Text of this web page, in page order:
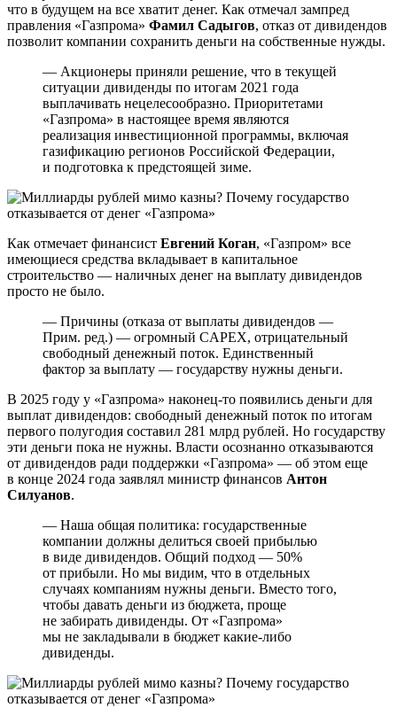
что в будущем на все хватит денег. Как отмечал зампред
правления «Газпрома» Фамил Садыгов, отказ от дивидендов
позволит компании сохранить деньги на собственные нужды.
— Акционеры приняли решение, что в текущей
ситуации дивиденды по итогам 2021 года
выплачивать нецелесообразно. Приоритетами
«Газпрома» в настоящее время являются
реализация инвестиционной программы, включая
газификацию регионов Российской Федерации,
и подготовка к предстоящей зиме.
Как отмечает финансист Евгений Коган, «Газпром» все
имеющиеся средства вкладывает в капитальное
строительство — наличных денег на выплату дивидендов
просто не было.
— Причины (отказа от выплаты дивидендов —
Прим. ред.) — огромный CAPEX, отрицательный
свободный денежный поток. Единственный
фактор за выплату — государству нужны деньги.
В 2025 году у «Газпрома» наконец-то появились деньги для
выплат дивидендов: свободный денежный поток по итогам
первого полугодия составил 281 млрд рублей. Но государству
эти деньги пока не нужны. Власти осознанно отказываются
от дивидендов ради поддержки «Газпрома» — об этом еще
в конце 2024 года заявлял министр финансов Антон
Силуанов.
— Наша общая политика: государственные
компании должны делиться своей прибылью
в виде дивидендов. Общий подход — 50%
от прибыли. Но мы видим, что в отдельных
случаях компаниям нужны деньги. Вместо того,
чтобы давать деньги из бюджета, проще
не забирать дивиденды. От «Газпрома»
мы не закладывали в бюджет какие-либо
дивиденды.